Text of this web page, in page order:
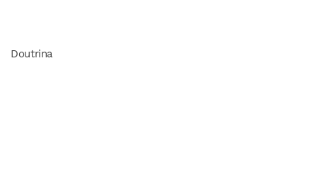
Doutrina